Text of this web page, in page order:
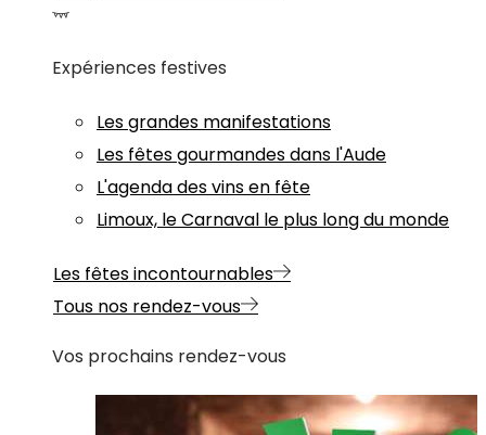
Expériences festives
Les grandes manifestations
Les fêtes gourmandes dans l'Aude
L'agenda des vins en fête
Limoux, le Carnaval le plus long du monde
Les fêtes incontournables
Tous nos rendez-vous
Vos prochains rendez-vous